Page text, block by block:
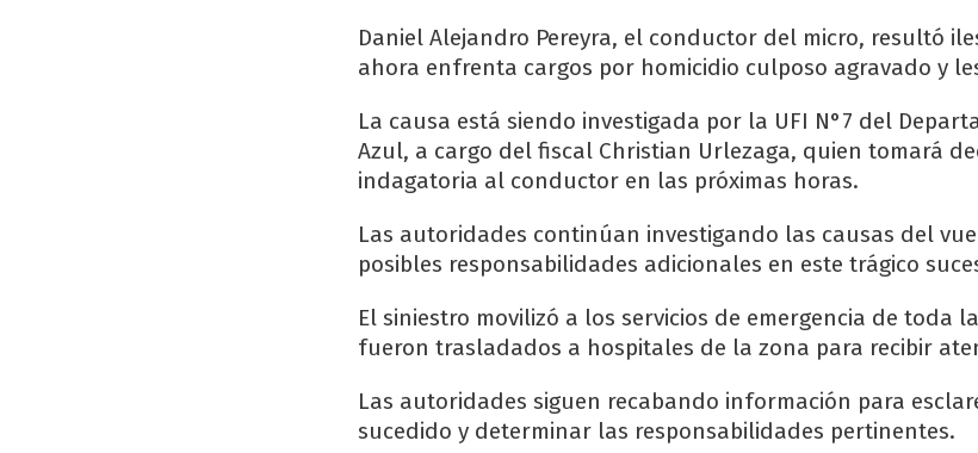
Daniel Alejandro Pereyra, el conductor del micro, resultó
ahora enfrenta cargos por homicidio culposo agravado y
La causa está siendo investigada por la UFI N°7 del
Azul, a cargo del fiscal Christian Urlezaga, quien tomará
indagatoria al conductor en las próximas horas.
Las autoridades continúan investigando las causas del
posibles responsabilidades adicionales en este trágico
El siniestro movilizó a los servicios de emergencia de toda
fueron trasladados a hospitales de la zona para recibir
Las autoridades siguen recabando información para
sucedido y determinar las responsabilidades pertinentes.